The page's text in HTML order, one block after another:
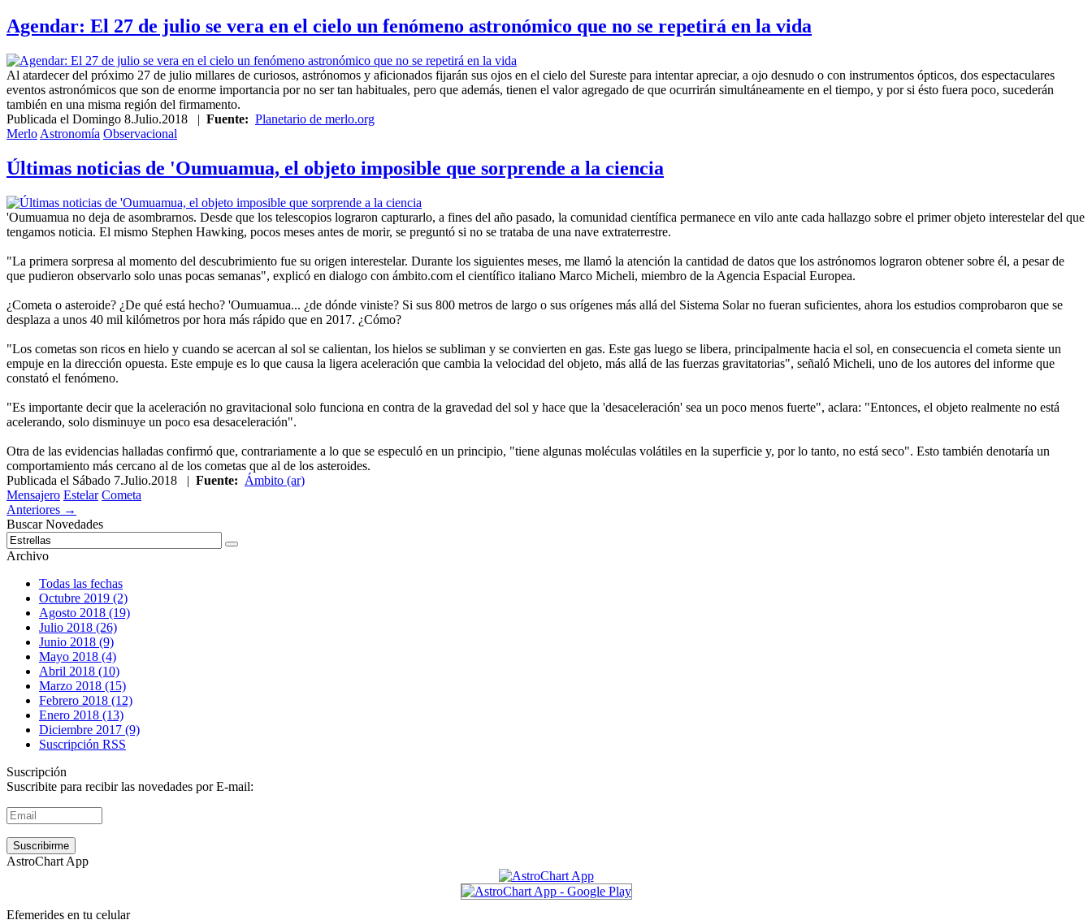
Agendar: El 27 de julio se vera en el cielo un fenómeno astronómico que no se repetirá en la vida
Al atardecer del próximo 27 de julio millares de curiosos, astrónomos y aficionados fijarán sus ojos en el cielo del Sureste para intentar apreciar, a ojo desnudo o con instrumentos ópticos, dos espectaculares
eventos astronómicos que son de enorme importancia por no ser tan habituales, pero que además, tienen el valor agregado de que ocurrirán simultáneamente en el tiempo, y por si ésto fuera poco, sucederán
también en una misma región del firmamento.
Publicada el Domingo 8.Julio.2018 | Fuente: Planetario de merlo.org
Merlo Astronomía Observacional
Últimas noticias de 'Oumuamua, el objeto imposible que sorprende a la ciencia
'Oumuamua no deja de asombrarnos. Desde que los telescopios lograron capturarlo, a fines del año pasado, la comunidad científica permanece en vilo ante cada hallazgo sobre el primer objeto interestelar del que
tengamos noticia. El mismo Stephen Hawking, pocos meses antes de morir, se preguntó si no se trataba de una nave extraterrestre.
"La primera sorpresa al momento del descubrimiento fue su origen interestelar. Durante los siguientes meses, me llamó la atención la cantidad de datos que los astrónomos lograron obtener sobre él, a pesar de
que pudieron observarlo solo unas pocas semanas", explicó en dialogo con ámbito.com el científico italiano Marco Micheli, miembro de la Agencia Espacial Europea.
¿Cometa o asteroide? ¿De qué está hecho? 'Oumuamua... ¿de dónde viniste? Si sus 800 metros de largo o sus orígenes más allá del Sistema Solar no fueran suficientes, ahora los estudios comprobaron que se
desplaza a unos 40 mil kilómetros por hora más rápido que en 2017. ¿Cómo?
"Los cometas son ricos en hielo y cuando se acercan al sol se calientan, los hielos se subliman y se convierten en gas. Este gas luego se libera, principalmente hacia el sol, en consecuencia el cometa siente un
empuje en la dirección opuesta. Este empuje es lo que causa la ligera aceleración que cambia la velocidad del objeto, más allá de las fuerzas gravitatorias", señaló Micheli, uno de los autores del informe que
constató el fenómeno.
"Es importante decir que la aceleración no gravitacional solo funciona en contra de la gravedad del sol y hace que la 'desaceleración' sea un poco menos fuerte", aclara: "Entonces, el objeto realmente no está
acelerando, solo disminuye un poco esa desaceleración".
Otra de las evidencias halladas confirmó que, contrariamente a lo que se especuló en un principio, "tiene algunas moléculas volátiles en la superficie y, por lo tanto, no está seco". Esto también denotaría un
comportamiento más cercano al de los cometas que al de los asteroides.
Publicada el Sábado 7.Julio.2018 | Fuente: Ámbito (ar)
Mensajero Estelar Cometa
Anteriores →
Buscar Novedades
Archivo
Todas las fechas
Octubre 2019 (2)
Agosto 2018 (19)
Julio 2018 (26)
Junio 2018 (9)
Mayo 2018 (4)
Abril 2018 (10)
Marzo 2018 (15)
Febrero 2018 (12)
Enero 2018 (13)
Diciembre 2017 (9)
Suscripción RSS
Suscripción
Suscribite para recibir las novedades por E-mail:
AstroChart App
Efemerides en tu celular